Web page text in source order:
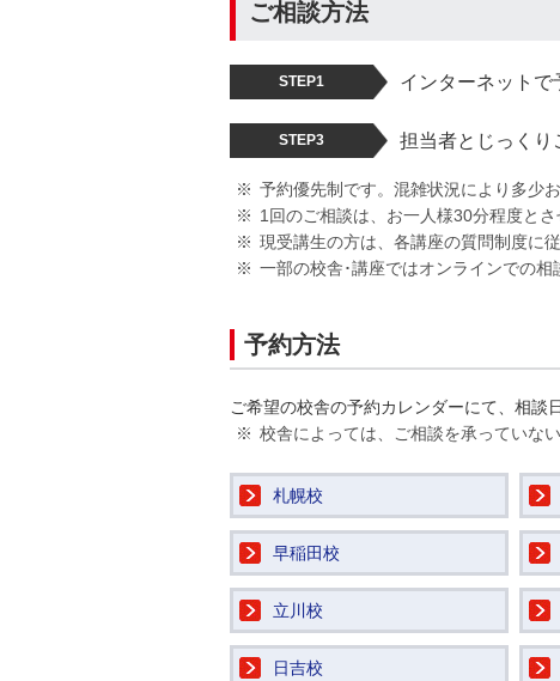
ご相談方法
STEP1 インターネットで
STEP3 担当者とじっくり
予約優先制です。混雑状況により多少
1回のご相談は、お一人様30分程度とさ
現受講生の方は、各講座の質問制度に
一部の校舎･講座ではオンラインでの相
予約方法
ご希望の校舎の予約カレンダーにて、相談
校舎によっては、ご相談を承っていな
札幌校
早稲田校
立川校
日吉校